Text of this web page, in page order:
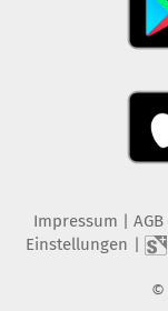
Impressum | AGB
Einstellungen |
©